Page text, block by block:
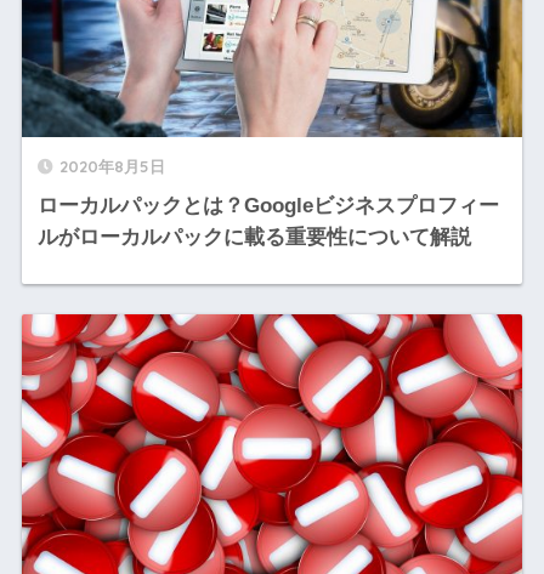
2020年8月5日
ローカルパックとは？Googleビジネスプロフィー
ルがローカルパックに載る重要性について解説